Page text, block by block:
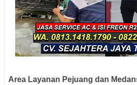
Area Layanan Pejuang dan